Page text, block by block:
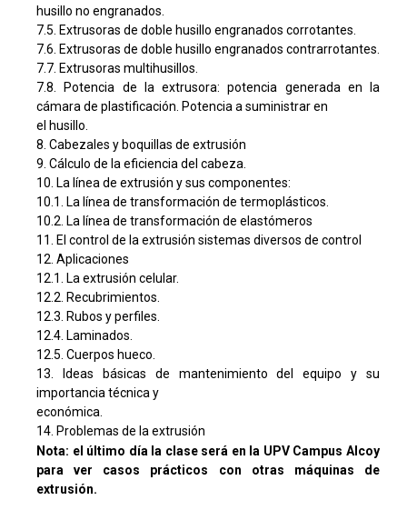
husillo no engranados.
7.5. Extrusoras de doble husillo engranados corrotantes.
7.6. Extrusoras de doble husillo engranados contrarrotantes.
7.7. Extrusoras multihusillos.
7.8. Potencia de la extrusora: potencia generada en la
cámara de plastificación. Potencia a suministrar en
el husillo.
8. Cabezales y boquillas de extrusión
9. Cálculo de la eficiencia del cabeza.
10. La línea de extrusión y sus componentes:
10.1. La línea de transformación de termoplásticos.
10.2. La línea de transformación de elastómeros
11. El control de la extrusión sistemas diversos de control
12. Aplicaciones
12.1. La extrusión celular.
12.2. Recubrimientos.
12.3. Rubos y perfiles.
12.4. Laminados.
12.5. Cuerpos hueco.
13. Ideas básicas de mantenimiento del equipo y su
importancia técnica y
económica.
14. Problemas de la extrusión
Nota: el último día la clase será en la UPV Campus Alcoy
para ver casos prácticos con otras máquinas de
extrusión.